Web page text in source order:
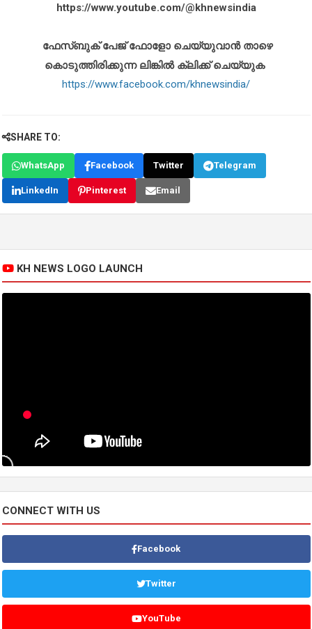
https://www.youtube.com/@khnewsindia
ഫേസ്ബുക് പേജ് ഫോളോ ചെയ്യുവാൻ താഴെ
കൊടുത്തിരിക്കുന്ന ലിങ്കിൽ ക്ലിക്ക് ചെയ്യുക
https://www.facebook.com/khnewsindia/
SHARE TO:
WhatsApp Facebook Twitter Telegram
LinkedIn Pinterest Email
KH NEWS LOGO LAUNCH
CONNECT WITH US
Facebook
Twitter
YouTube